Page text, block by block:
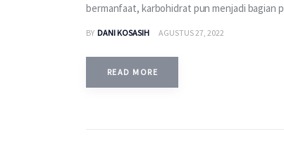
bermanfaat, karbohidrat pun menjadi bagian
BY DANI KOSASIH AGUSTUS 27, 2022
READ MORE